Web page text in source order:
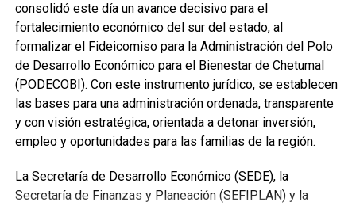
consolidó este día un avance decisivo para el
fortalecimiento económico del sur del estado, al
formalizar el Fideicomiso para la Administración del Polo
de Desarrollo Económico para el Bienestar de Chetumal
(PODECOBI). Con este instrumento jurídico, se establecen
las bases para una administración ordenada, transparente
y con visión estratégica, orientada a detonar inversión,
empleo y oportunidades para las familias de la región.
La Secretaría de Desarrollo Económico (SEDE), la
Secretaría de Finanzas y Planeación (SEFIPLAN) y la